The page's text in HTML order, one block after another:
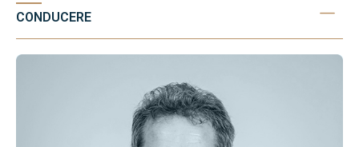
CONDUCERE